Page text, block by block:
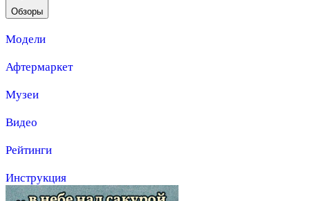
Обзоры
Модели
Афтермаркет
Музеи
Видео
Рейтинги
Инструкция